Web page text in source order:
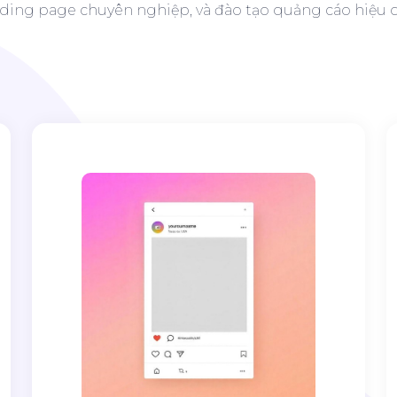
page chuyên nghiệp, và đào tạo quảng cáo hiệu